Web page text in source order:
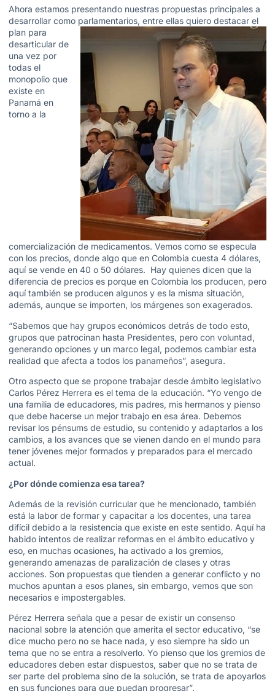
Ahora estamos presentando nuestras propuestas principales a
desarrollar como parlamentarios, entre ellas quiero destacar el
plan para
desarticular de
una vez por
todas el
monopolio que
existe en
Panamá en
torno a la
comercialización de medicamentos. Vemos como se especula
con los precios, donde algo que en Colombia cuesta 4 dólares,
aquí se vende en 40 o 50 dólares. Hay quienes dicen que la
diferencia de precios es porque en Colombia los producen, pero
aquí también se producen algunos y es la misma situación,
además, aunque se importen, los márgenes son exagerados.
“Sabemos que hay grupos económicos detrás de todo esto,
grupos que patrocinan hasta Presidentes, pero con voluntad,
generando opciones y un marco legal, podemos cambiar esta
realidad que afecta a todos los panameños”, asegura.
Otro aspecto que se propone trabajar desde ámbito legislativo
Carlos Pérez Herrera es el tema de la educación. “Yo vengo de
una familia de educadores, mis padres, mis hermanos y pienso
que debe hacerse un mejor trabajo en esa área. Debemos
revisar los pénsums de estudio, su contenido y adaptarlos a los
cambios, a los avances que se vienen dando en el mundo para
tener jóvenes mejor formados y preparados para el mercado
actual.
¿Por dónde comienza esa tarea?
Además de la revisión curricular que he mencionado, también
está la labor de formar y capacitar a los docentes, una tarea
difícil debido a la resistencia que existe en este sentido. Aquí ha
habido intentos de realizar reformas en el ámbito educativo y
eso, en muchas ocasiones, ha activado a los gremios,
generando amenazas de paralización de clases y otras
acciones. Son propuestas que tienden a generar conflicto y no
muchos apuntan a esos planes, sin embargo, vemos que son
necesarios e impostergables.
Pérez Herrera señala que a pesar de existir un consenso
nacional sobre la atención que amerita el sector educativo, “se
dice mucho pero no se hace nada, y eso siempre ha sido un
tema que no se entra a resolverlo. Yo pienso que los gremios de
educadores deben estar dispuestos, saber que no se trata de
ser parte del problema sino de la solución, se trata de apoyarlos
en sus funciones para que puedan progresar”.